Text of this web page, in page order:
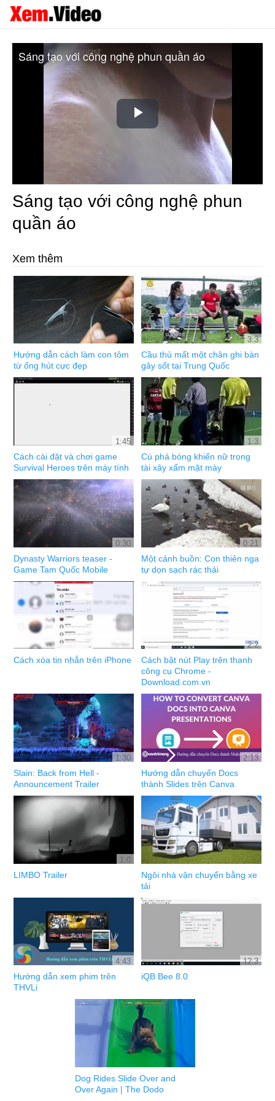
Play
Sáng tạo với công nghệ phun quần áo
Sáng tạo với công nghệ phun
quần áo
Xem thêm
Hướng dẫn cách làm con tôm
từ ống hút cực đẹp
3:3
Cầu thủ mất một chân ghi bàn
gây sốt tại Trung Quốc
1:45
Cách cài đặt và chơi game
Survival Heroes trên máy tính
1:3
Cú phá bóng khiến nữ trọng
tài xây xẩm mặt mày
0:30
Dynasty Warriors teaser -
Game Tam Quốc Mobile
0:21
Một cảnh buồn: Con thiên nga
tự dọn sạch rác thải
Cách xóa tin nhắn trên iPhone
2:2
Cách bật nút Play trên thanh
công cụ Chrome -
Download.com.vn
1:30
Slain: Back from Hell -
Announcement Trailer
2:13
Hướng dẫn chuyển Docs
thành Slides trên Canva
1:0
LIMBO Trailer
Ngôi nhà vận chuyển bằng xe
tải
4:43
Hướng dẫn xem phim trên
THVLi
12:3
iQB Bee 8.0
Dog Rides Slide Over and
Over Again | The Dodo